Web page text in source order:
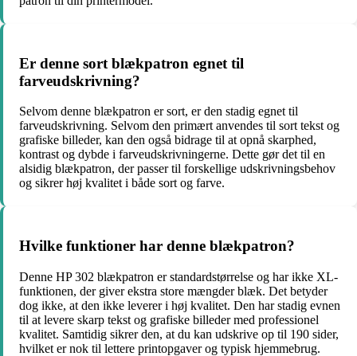
Er denne sort blækpatron egnet til
farveudskrivning?
Selvom denne blækpatron er sort, er den stadig egnet til
farveudskrivning. Selvom den primært anvendes til sort tekst og
grafiske billeder, kan den også bidrage til at opnå skarphed,
kontrast og dybde i farveudskrivningerne. Dette gør det til en
alsidig blækpatron, der passer til forskellige udskrivningsbehov
og sikrer høj kvalitet i både sort og farve.
Hvilke funktioner har denne blækpatron?
Denne HP 302 blækpatron er standardstørrelse og har ikke XL-
funktionen, der giver ekstra store mængder blæk. Det betyder
dog ikke, at den ikke leverer i høj kvalitet. Den har stadig evnen
til at levere skarp tekst og grafiske billeder med professionel
kvalitet. Samtidig sikrer den, at du kan udskrive op til 190 sider,
hvilket er nok til lettere printopgaver og typisk hjemmebrug.